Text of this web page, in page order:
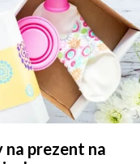
na prezent na